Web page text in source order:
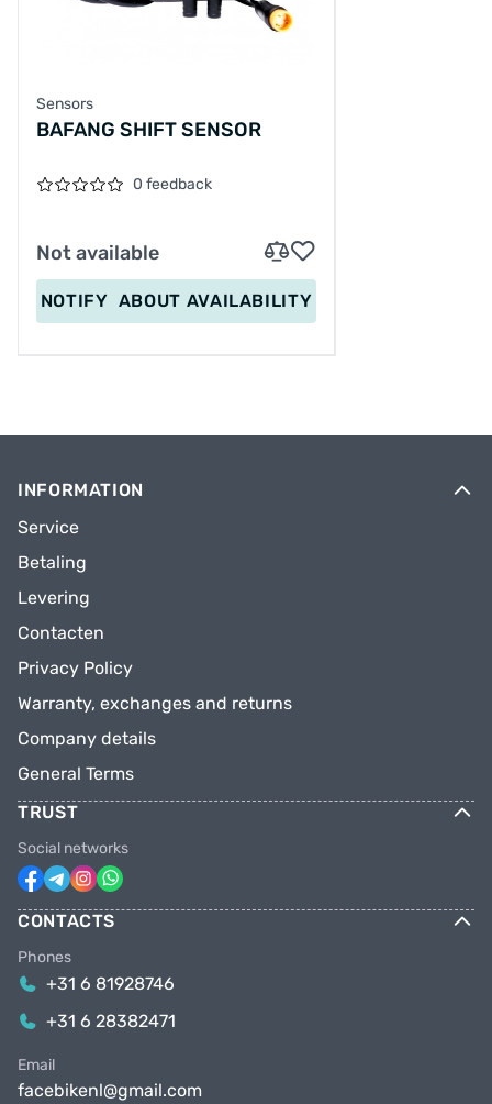
Sensors
BAFANG SHIFT SENSOR
0 feedback
Not available
NOTIFY ABOUT AVAILABILITY
INFORMATION
Service
Betaling
Levering
Contacten
Privacy Policy
Warranty, exchanges and returns
Company details
General Terms
TRUST
Social networks
CONTACTS
Phones
+31 6 81928746
+31 6 28382471
Email
facebikenl@gmail.com